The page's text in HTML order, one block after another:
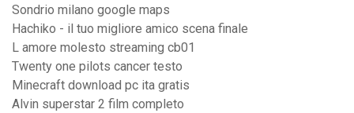
Sondrio milano google maps
Hachiko - il tuo migliore amico scena finale
L amore molesto streaming cb01
Twenty one pilots cancer testo
Minecraft download pc ita gratis
Alvin superstar 2 film completo